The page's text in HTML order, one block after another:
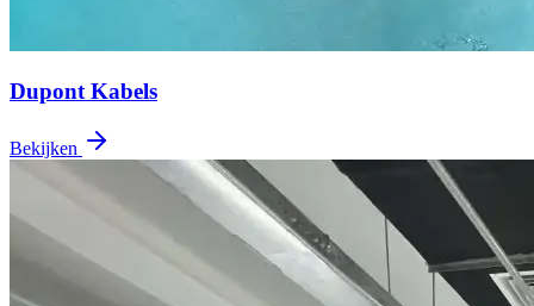
Dupont Kabels
Bekijken